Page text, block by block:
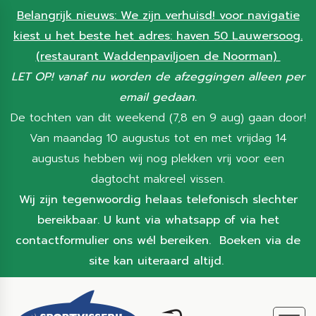
Belangrijk nieuws: We zijn verhuisd! voor navigatie
kiest u het beste het adres: haven 50 Lauwersoog.
(restaurant Waddenpaviljoen de Noorman)
LET OP! vanaf nu worden de afzeggingen alleen per
email gedaan.
De tochten van dit weekend (7,8 en 9 aug) gaan door!
Van maandag 10 augustus tot en met vrijdag 14
augustus hebben wij nog plekken vrij voor een
dagtocht makreel vissen.
Wij zijn tegenwoordig helaas telefonisch slechter
bereikbaar. U kunt via whatsapp of via het
contactformulier ons wél bereiken. Boeken via de
site kan uiteraard altijd.